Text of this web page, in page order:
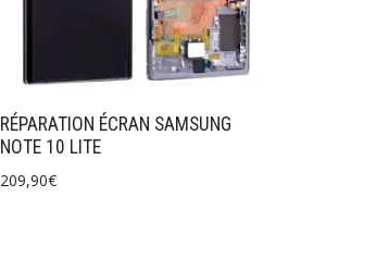
RÉPARATION ÉCRAN SAMSUNG
NOTE 10 LITE
209,90€